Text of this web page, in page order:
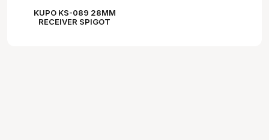
KUPO KS-089 28MM
RECEIVER SPIGOT